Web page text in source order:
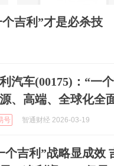
吉利”才是必杀技
汽车(00175)：“一
、高端、全球化全
号 智通财经 2026-03-19
个吉利”战略显成效